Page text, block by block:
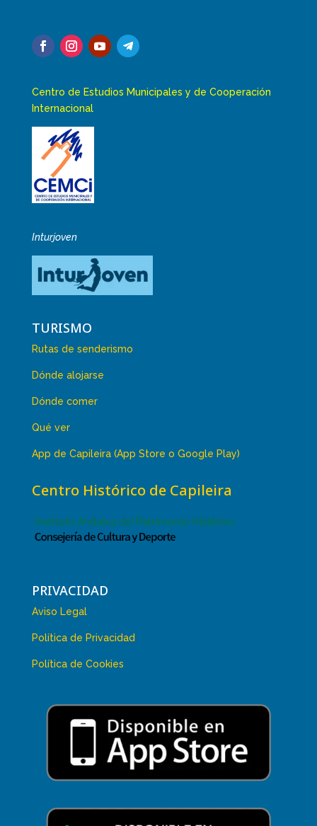
Centro de Estudios Municipales y de Cooperación
Internacional
Inturjoven
TURISMO
Rutas de senderismo
Dónde alojarse
Dónde comer
Qué ver
App de Capileira (App Store o Google Play)
Centro Histórico de Capileira
PRIVACIDAD
Aviso Legal
Política de Privacidad
Política de Cookies